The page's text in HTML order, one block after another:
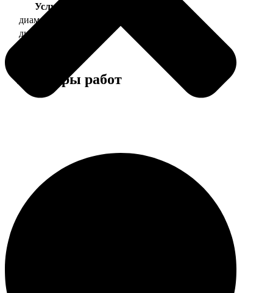
Услуга
диаметр 37 мм
диаметр 56 мм
Примеры работ